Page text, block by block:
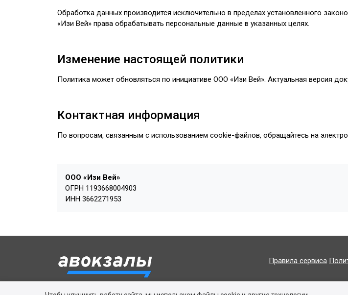
Обработка данных производится исключительно в пределах установленного
«Изи Вей» права обрабатывать персональные данные в указанных целях.
Изменение настоящей политики
Политика может обновляться по инициативе ООО «Изи Вей». Актуальная версия
Контактная информация
По вопросам, связанным с использованием cookie-файлов, обращайтесь на
ООО «Изи Вей»
ОГРН 1193668004903
ИНН 3662271953
Правила сервиса